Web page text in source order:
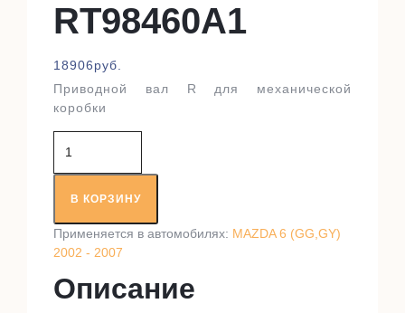
RT98460A1
18906руб.
Приводной вал R для механической
коробки
товара
Приводной
валВ КОРЗИНУ
Применяется в автомобилях: MAZDA 6 (GG,GY)
2002 - 2007
Описание